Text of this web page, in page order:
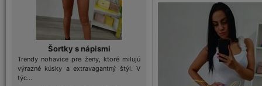
Šortky s nápismi
Trendy nohavice pre ženy, ktoré milujú
výrazné kúsky a extravagantný štýl. V
týc...